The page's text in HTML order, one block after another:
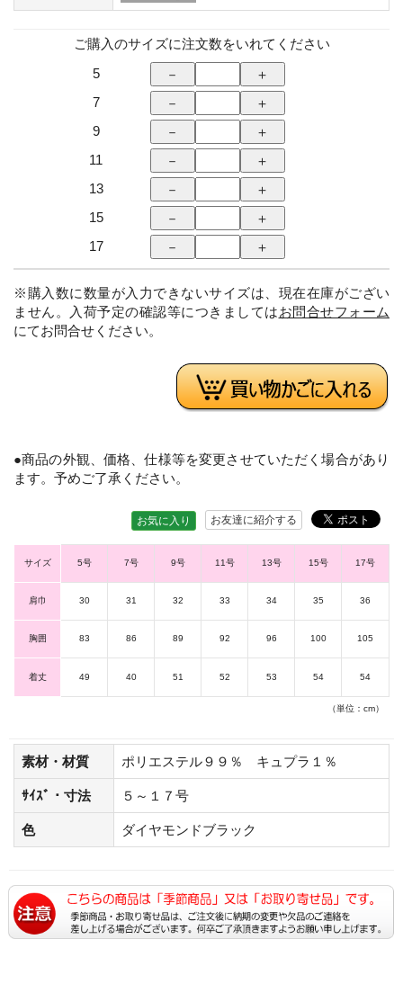
ご購入のサイズに注文数をいれてください
5
7
9
11
13
15
17
※購入数に数量が入力できないサイズは、現在在庫がござい
ません。入荷予定の確認等につきましてはお問合せフォーム
にてお問合せください。
●商品の外観、価格、仕様等を変更させていただく場合があり
ます。予めご了承ください。
お友達に紹介する
お気に入り
サイズ 5号 7号 9号 11号 13号 15号 17号
肩巾 30 31 32 33 34 35 36
胸囲 83 86 89 92 96 100 105
着丈 49 40 51 52 53 54 54
（単位：cm）
素材・材質 ポリエステル９９％ キュプラ１％
ｻｲｽﾞ・寸法 ５～１７号
色 ダイヤモンドブラック